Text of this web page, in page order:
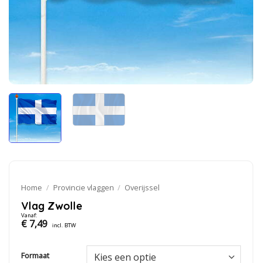
Home / Provincie vlaggen / Overijssel
Vlag Zwolle
Vanaf:
€7,49 incl. BTW
Formaat